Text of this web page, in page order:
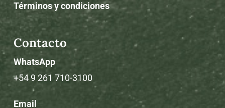
Términos y condiciones
Contacto
WhatsApp
+54 9 261 710-3100
Email